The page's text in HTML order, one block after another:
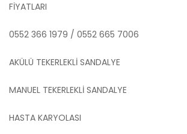
FİYATLARI
0552 366 1979 / 0552 665 7006
AKÜLÜ TEKERLEKLİ SANDALYE
MANUEL TEKERLEKLİ SANDALYE
HASTA KARYOLASI